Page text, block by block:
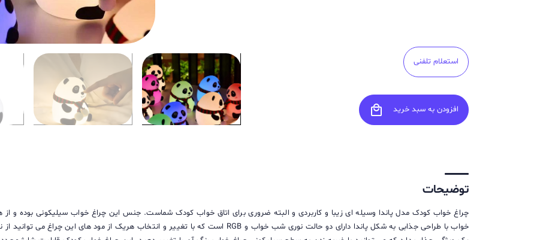
استعلام تلفنی
افزودن به سبد خرید local_mall
توضیحات
چراغ خواب کودک مدل پاندا وسیله ای زیبا و کاربردی و البته ضروری برای اتاق خواب کودک شماست. جنس این چراغ خواب سیلیکونی بوده و